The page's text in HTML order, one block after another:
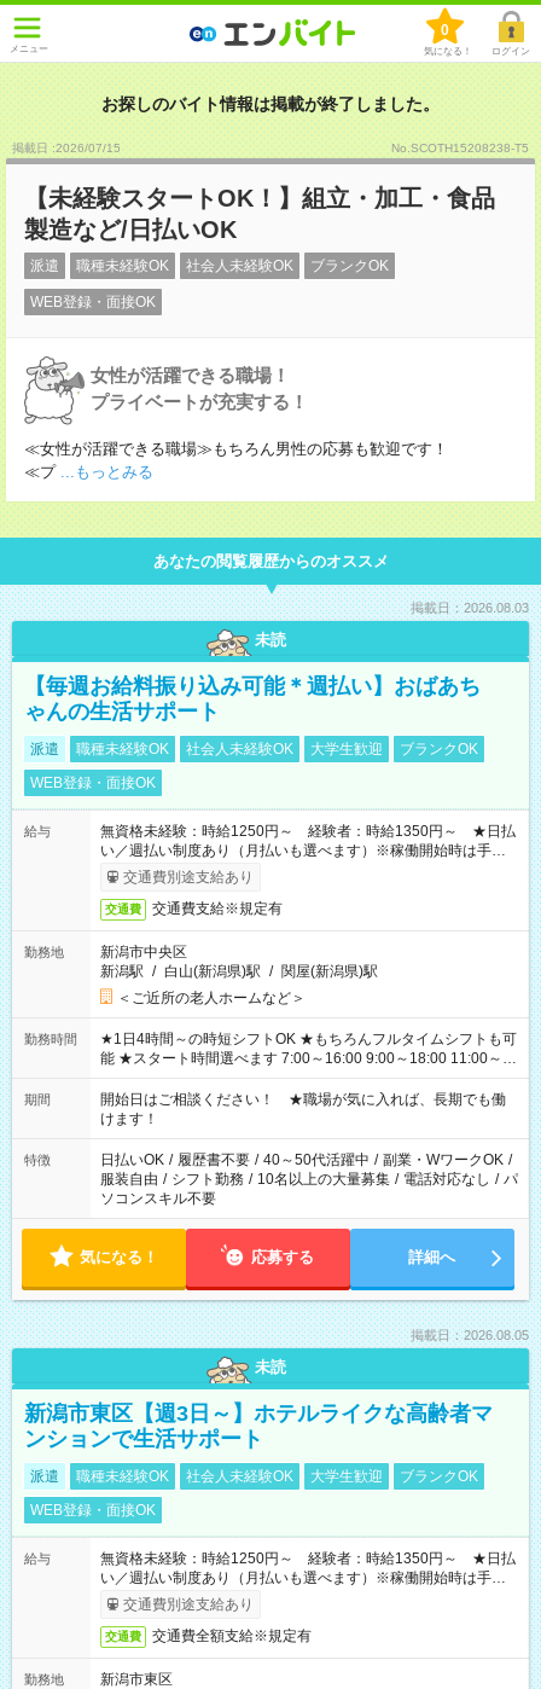
メニュー
0
気になる！ ログイン
お探しのバイト情報は掲載が終了しました。
掲載日 :2026/07/15 No.SCOTH15208238-T5
【未経験スタートOK！】組立・加工・食品
製造など/日払いOK
派遣 職種未経験OK 社会人未経験OK ブランクOK
WEB登録・面接OK
女性が活躍できる職場！
プライベートが充実する！
≪女性が活躍できる職場≫もちろん男性の応募も歓迎です！
≪プ ...もっとみる
あなたの閲覧履歴からのオススメ
掲載日：2026.08.03
未読
【毎週お給料振り込み可能＊週払い】おばあち
ゃんの生活サポート
派遣 職種未経験OK 社会人未経験OK 大学生歓迎
ブランクOK
WEB登録・面接OK
給与
無資格未経験：時給1250円～ 経験者：時給1350円～ ★日払
い／週払い制度あり（月払いも選べます）※稼働開始時は手続き
完了次第のお支払いとなります。
交通費別途支給あり
交通費 交通費支給※規定有
勤務地
新潟市中央区
新潟駅 / 白山(新潟県)駅 / 関屋(新潟県)駅
＜ご近所の老人ホームなど＞
勤務時間
★1日4時間～の時短シフトOK ★もちろんフルタイムシフトも可
能 ★スタート時間選べます 7:00～16:00 9:00～18:00 11:00～
20:00 など 残業なし！ ※Wワークの場合、他のお仕事と合わせ
週40時間超の就業はご案内できません ※法令に基づき、週20時
間以上勤務は社会保険への加入対象となります ※労働者派遣法
（日雇い派遣の原則禁止）により、短時間・短期間の就業はご
案内が難しい場合があります
期間
開始日はご相談ください！ ★職場が気に入れば、長期でも働
けます！
特徴 日払いOK / 履歴書不要 / 40～50代活躍中 / 副業・WワークOK /
服装自由 / シフト勤務 / 10名以上の大量募集 / 電話対応なし / パ
ソコンスキル不要
気になる！ 応募する 詳細へ
掲載日：2026.08.05
未読
新潟市東区【週3日～】ホテルライクな高齢者マ
ンションで生活サポート
派遣 職種未経験OK 社会人未経験OK 大学生歓迎
ブランクOK
WEB登録・面接OK
給与
無資格未経験：時給1250円～ 経験者：時給1350円～ ★日払
い／週払い制度あり（月払いも選べます）※稼働開始時は手続き
完了次第のお支払いとなります。
交通費別途支給あり
交通費 交通費全額支給※規定有
勤務地
新潟市東区